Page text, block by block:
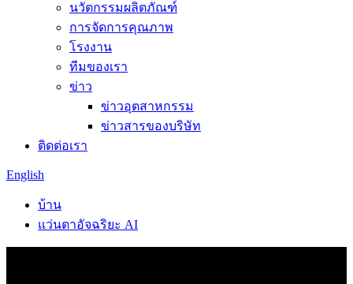
นวัตกรรมผลิตภัณฑ์
การจัดการคุณภาพ
โรงงาน
ทีมของเรา
ข่าว
ข่าวอุตสาหกรรม
ข่าวสารของบริษัท
ติดต่อเรา
English
บ้าน
แว่นตาอัจฉริยะ AI